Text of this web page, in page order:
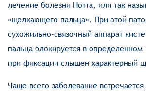
лечение болезни Нотта, или так
«щелкающего пальца». При этой
сухожильно-связочный аппарат
пальца блокируется в
при фиксации слышен характерный
Чаще всего заболевание